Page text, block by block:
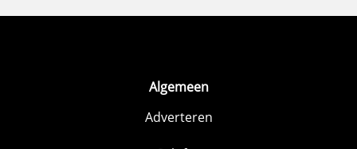
Algemeen
Adverteren